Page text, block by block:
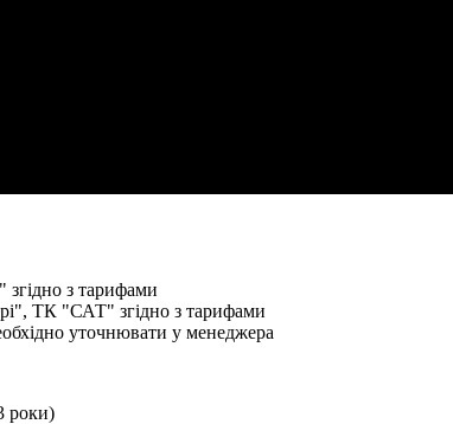
з тарифами
ТК "САТ" згідно з тарифами
уточнювати у менеджера
роки)